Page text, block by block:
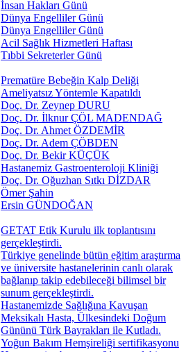
İnsan Hakları Günü
Dünya Engelliler Günü
Dünya Engelliler Günü
Acil Sağlık Hizmetleri Haftası
Tıbbi Sekreterler Günü
Prematüre Bebeğin Kalp Deliği
Ameliyatsız Yöntemle Kapatıldı
Doç. Dr. Zeynep DURU
Doç. Dr. İlknur ÇÖL MADENDAĞ
Doç. Dr. Ahmet ÖZDEMİR
Doç. Dr. Adem ÇÖBDEN
Doç. Dr. Bekir KÜÇÜK
Hastanemiz Gastroenteroloji Kliniği
Doç. Dr. Oğuzhan Sıtkı DİZDAR
Ömer Şahin
Ersin GÜNDOĞAN
GETAT Etik Kurulu ilk toplantısını
gerçekleştirdi.
Türkiye genelinde bütün eğitim araştırma
ve üniversite hastanelerinin canlı olarak
bağlanıp takip edebileceği bilimsel bir
sunum gerçekleştirdi.
Hastanemizde Sağlığına Kavuşan
Meksikalı Hasta, Ülkesindeki Doğum
Gününü Türk Bayrakları ile Kutladı.
Yoğun Bakım Hemşireliği sertifikasyonu